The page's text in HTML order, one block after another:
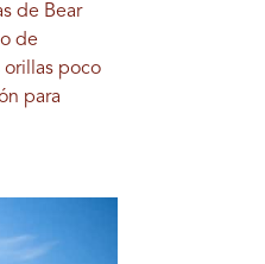
de Bear
de
poco
para